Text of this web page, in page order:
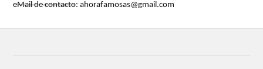
eMail de contacto: ahorafamosas@gmail.com